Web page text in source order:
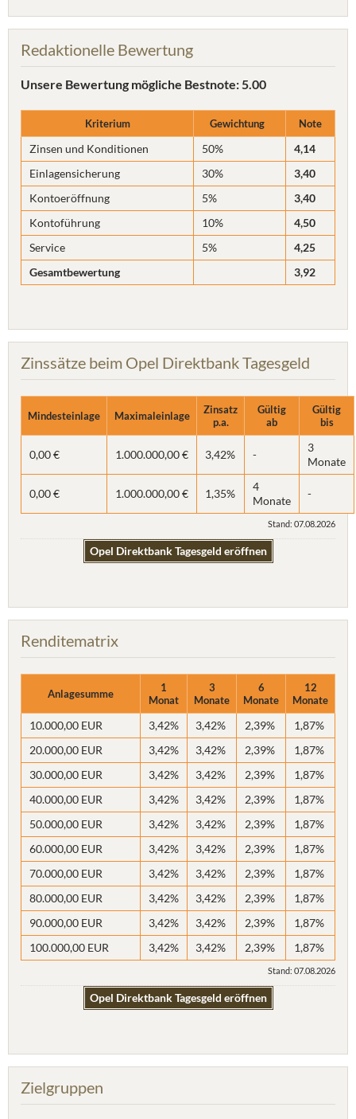
Redaktionelle Bewertung
Unsere Bewertung mögliche Bestnote: 5.00
Kriterium Gewichtung Note
Zinsen und Konditionen 50%
4,14
Einlagensicherung
30%
3,40
Kontoeröffnung
5%
3,40
Kontoführung
10%
4,50
Service
5%
4,25
Gesamtbewertung
3,92
Zinssätze beim Opel Direktbank Tagesgeld
Mindesteinlage Maximaleinlage
Zinsatz
p.a.
Gültig
ab
Gültig
bis
0,00 € 1.000.000,00 € 3,42% -
3
Monate
0,00 € 1.000.000,00 € 1,35%
4
Monate
-
Stand: 07.08.2026
Opel Direktbank Tagesgeld eröffnen
Renditematrix
Anlagesumme
1
Monat
3
Monate
6
Monate
12
Monate
10.000,00 EUR 3,42% 3,42% 2,39%
1,87%
20.000,00 EUR
3,42% 3,42% 2,39%
1,87%
30.000,00 EUR
3,42% 3,42% 2,39%
1,87%
40.000,00 EUR
3,42% 3,42% 2,39%
1,87%
50.000,00 EUR
3,42% 3,42% 2,39%
1,87%
60.000,00 EUR
3,42% 3,42% 2,39%
1,87%
70.000,00 EUR
3,42% 3,42% 2,39%
1,87%
80.000,00 EUR
3,42% 3,42% 2,39%
1,87%
90.000,00 EUR
3,42% 3,42% 2,39%
1,87%
100.000,00 EUR
3,42% 3,42% 2,39% 1,87%
Stand: 07.08.2026
Opel Direktbank Tagesgeld eröffnen
Zielgruppen